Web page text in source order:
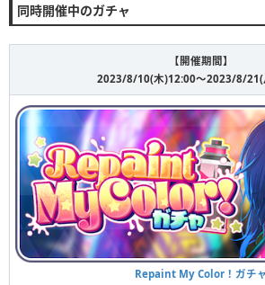
同時開催中のガチャ
【開催期間】
2023/8/10(木)12:00〜2023/8/21(
Repaint My Color！ガチャ